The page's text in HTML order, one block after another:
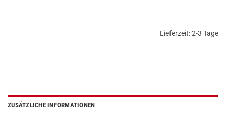
Lieferzeit:2-3 Tage
ZUSÄTZLICHE INFORMATIONEN